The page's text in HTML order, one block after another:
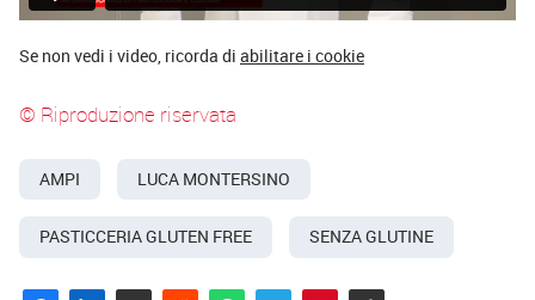
Se non vedi i video, ricorda di abilitare i cookie
© Riproduzione riservata
AMPI LUCA MONTERSINO
PASTICCERIA GLUTEN FREE SENZA GLUTINE